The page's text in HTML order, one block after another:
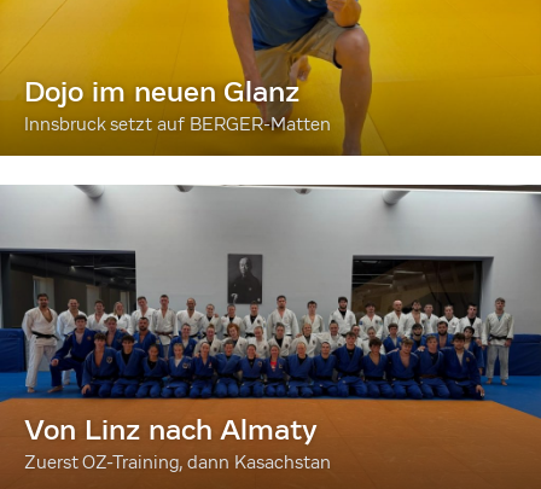
Dojo im neuen Glanz
Innsbruck setzt auf BERGER-Matten
Von Linz nach Almaty
Zuerst OZ-Training, dann Kasachstan